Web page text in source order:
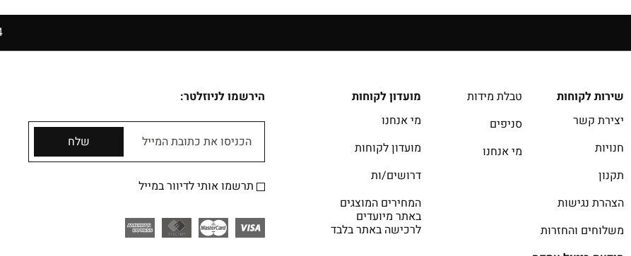
שירות לקוחות
יצירת קשר
חנויות
תקנון
הצהרת נגישות
משלוחים והחזרות
טבלת מידות
סניפים
מי אנחנו
מועדון לקוחות
מי אנחנו
מועדון לקוחות
דרושים/ות
המחירים המוצגים
באתר מיועדים
לרכישה באתר בלבד
הירשמו לניוזלטר:
הכניסו את כתובת המייל שלח
תרשמו אותי לדיוור במייל